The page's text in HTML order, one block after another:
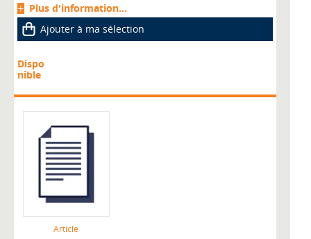
Plus d'information...
Ajouter à ma sélection
Dispo
nible
Article